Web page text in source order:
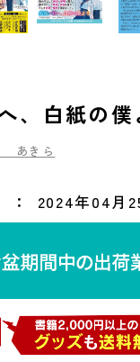
、白紙の僕
あきら
2024年04月